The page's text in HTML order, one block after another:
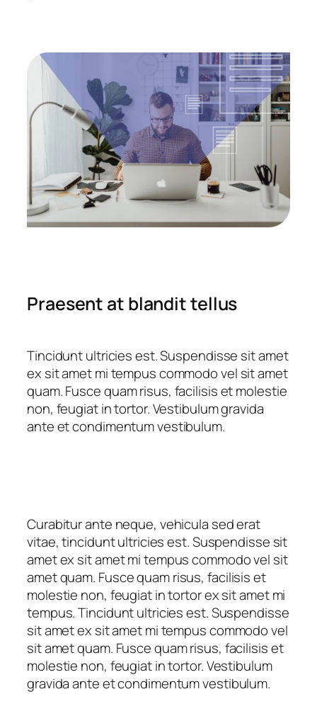
Praesent at blandit tellus
Tincidunt ultricies est. Suspendisse sit amet
ex sit amet mi tempus commodo vel sit amet
quam. Fusce quam risus, facilisis et molestie
non, feugiat in tortor. Vestibulum gravida
ante et condimentum vestibulum.
Curabitur ante neque, vehicula sed erat
vitae, tincidunt ultricies est. Suspendisse sit
amet ex sit amet mi tempus commodo vel sit
amet quam. Fusce quam risus, facilisis et
molestie non, feugiat in tortor ex sit amet mi
tempus. Tincidunt ultricies est. Suspendisse
sit amet ex sit amet mi tempus commodo vel
sit amet quam. Fusce quam risus, facilisis et
molestie non, feugiat in tortor. Vestibulum
gravida ante et condimentum vestibulum.